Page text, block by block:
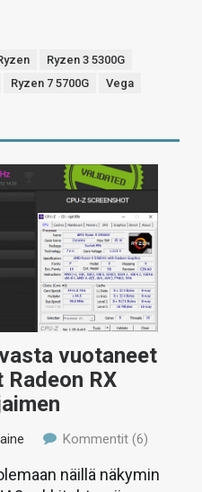
Ryzen 3 5300G
Ryzen 7 5700G
Vega
vuotaneet
RX
Kommentit (6)
näillä näkymin